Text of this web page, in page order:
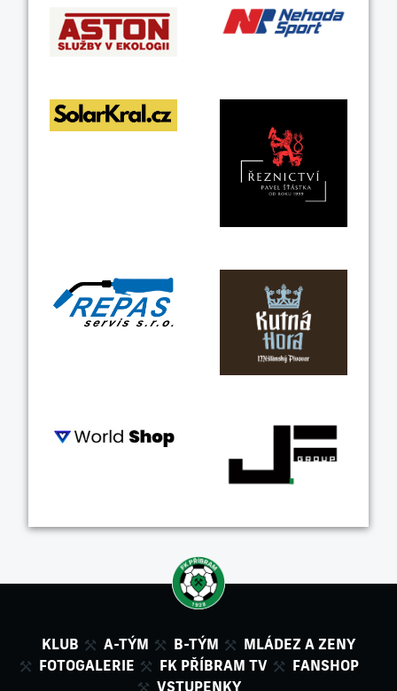
KLUB A-TÝM B-TÝM
MLÁDEZ A ZENY
FOTOGALERIE
FK PŘÍBRAM TV
FANSHOP
VSTUPENKY